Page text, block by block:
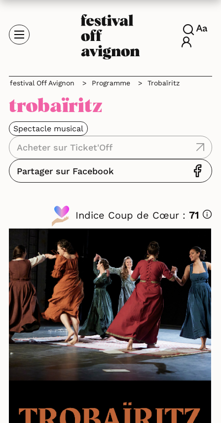
festival Off Avignon > Programme > Trobaïritz
trobaïritz
Spectacle musical
Acheter sur Ticket'Off
Partager sur Facebook
Indice Coup de Cœur : 71